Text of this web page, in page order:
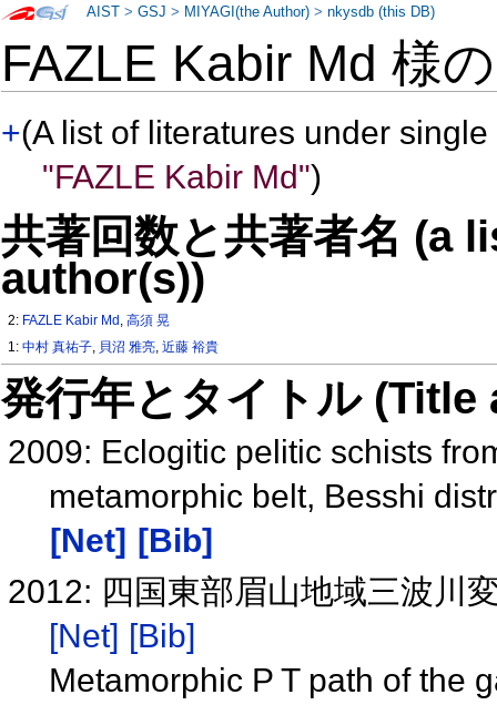
FAZLE Kabir Md 様
+(A list of literatures under
"FAZLE Kabir Md")
共著回数と共著者名 (a
author(s))
2: FAZLE Kabir Md ,高須 晃
1:中村 真祐子, 貝沼 雅亮,近藤 裕貴
発行年とタイトル
2009: Eclogitic pelitic schists
metamorphic belt, Besshi
[Net] [Bib]
2012: 四国東部眉山地域三波川
[Net] [Bib]
Metamorphic P T path of the
AIST >GSJ > MIYAGI(the Author) >nkysdb (this DB)